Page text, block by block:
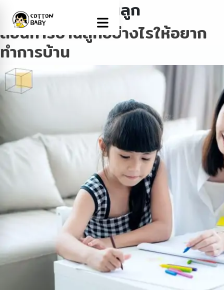
Tag:สอนการบ้านลูก
สอนการบ้านลูกอย่างไรให้อยาก
ทำการบ้าน